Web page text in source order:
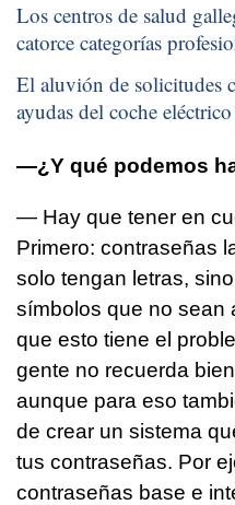
Los centros de salud
catorce categorías
El aluvión de solicitudes
ayudas del coche eléctrico
—¿Y qué podemos
— Hay que tener en
Primero: contraseñas
solo tengan letras,
símbolos que no sean
que esto tiene el
gente no recuerda
aunque para eso
de crear un sistema
tus contraseñas. Por
contraseñas base e